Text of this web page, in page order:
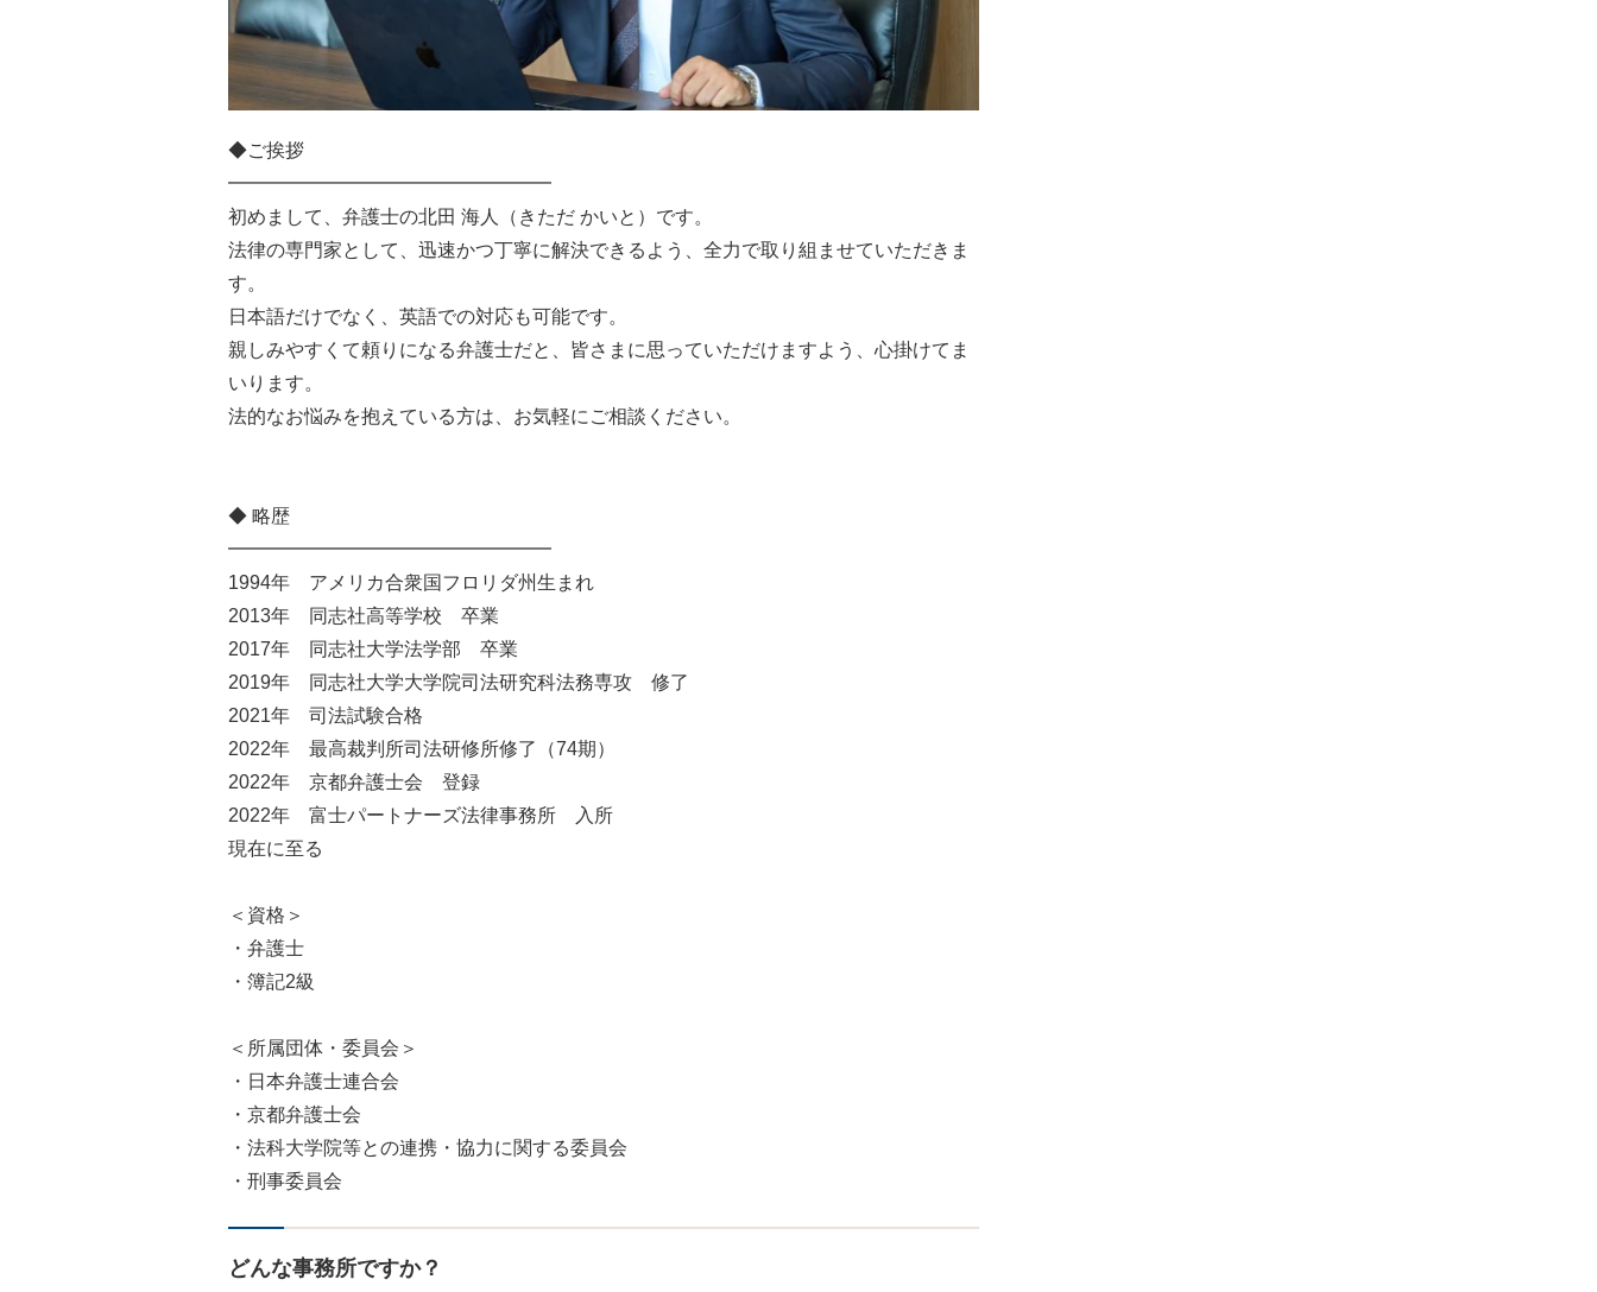
◆ご挨拶
━━━━━━━━━━━━━━━━━
初めまして、弁護士の北田 海人（きただ かいと）です。
法律の専門家として、迅速かつ丁寧に解決できるよう、全力で取り組ませていただきま
す。
日本語だけでなく、英語での対応も可能です。
親しみやすくて頼りになる弁護士だと、皆さまに思っていただけますよう、心掛けてま
いります。
法的なお悩みを抱えている方は、お気軽にご相談ください。
◆ 略歴
━━━━━━━━━━━━━━━━━
1994年 アメリカ合衆国フロリダ州生まれ
2013年 同志社高等学校 卒業
2017年 同志社大学法学部 卒業
2019年 同志社大学大学院司法研究科法務専攻 修了
2021年 司法試験合格
2022年 最高裁判所司法研修所修了（74期）
2022年 京都弁護士会 登録
2022年 富士パートナーズ法律事務所 入所
現在に至る
＜資格＞
・弁護士
・簿記2級
＜所属団体・委員会＞
・日本弁護士連合会
・京都弁護士会
・法科大学院等との連携・協力に関する委員会
・刑事委員会
どんな事務所ですか？